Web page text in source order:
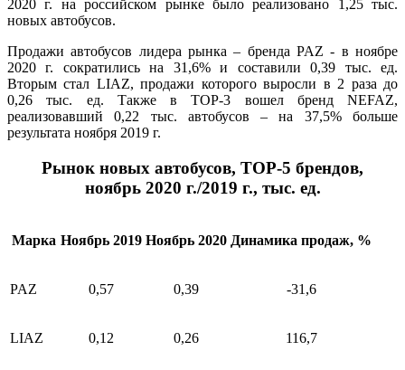
2020 г. на российском рынке было реализовано 1,25 тыс.
новых автобусов.
Продажи автобусов лидера рынка – бренда PAZ - в ноябре
2020 г. сократились на 31,6% и составили 0,39 тыс. ед.
Вторым стал LIAZ, продажи которого выросли в 2 раза до
0,26 тыс. ед. Также в ТОР-3 вошел бренд NEFAZ,
реализовавший 0,22 тыс. автобусов – на 37,5% больше
результата ноября 2019 г.
Рынок новых автобусов, ТОР-5 брендов,
ноябрь 2020 г./2019 г., тыс. ед.
Марка Ноябрь 2019 Ноябрь 2020 Динамика продаж, %
PAZ 0,57 0,39 -31,6
LIAZ 0,12 0,26 116,7